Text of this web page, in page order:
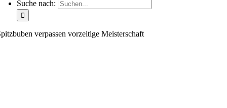
Suche nach:
verpassen vorzeitige Meisterschaft